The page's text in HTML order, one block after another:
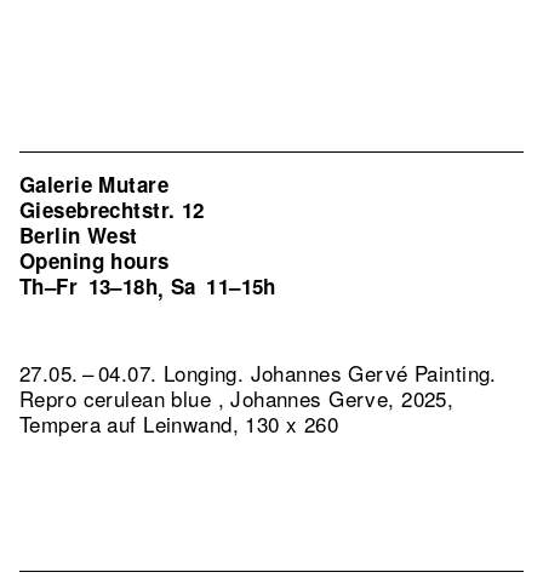
Galerie Mutare
Giesebrechtstr. 12
Berlin West
Opening hours
Th–Fr 13–18h, Sa 11–15h
27.05. – 04.07. Longing. Johannes Gervé Painting.
Repro cerulean blue , Johannes Gerve, 2025,
Tempera auf Leinwand, 130 x 260